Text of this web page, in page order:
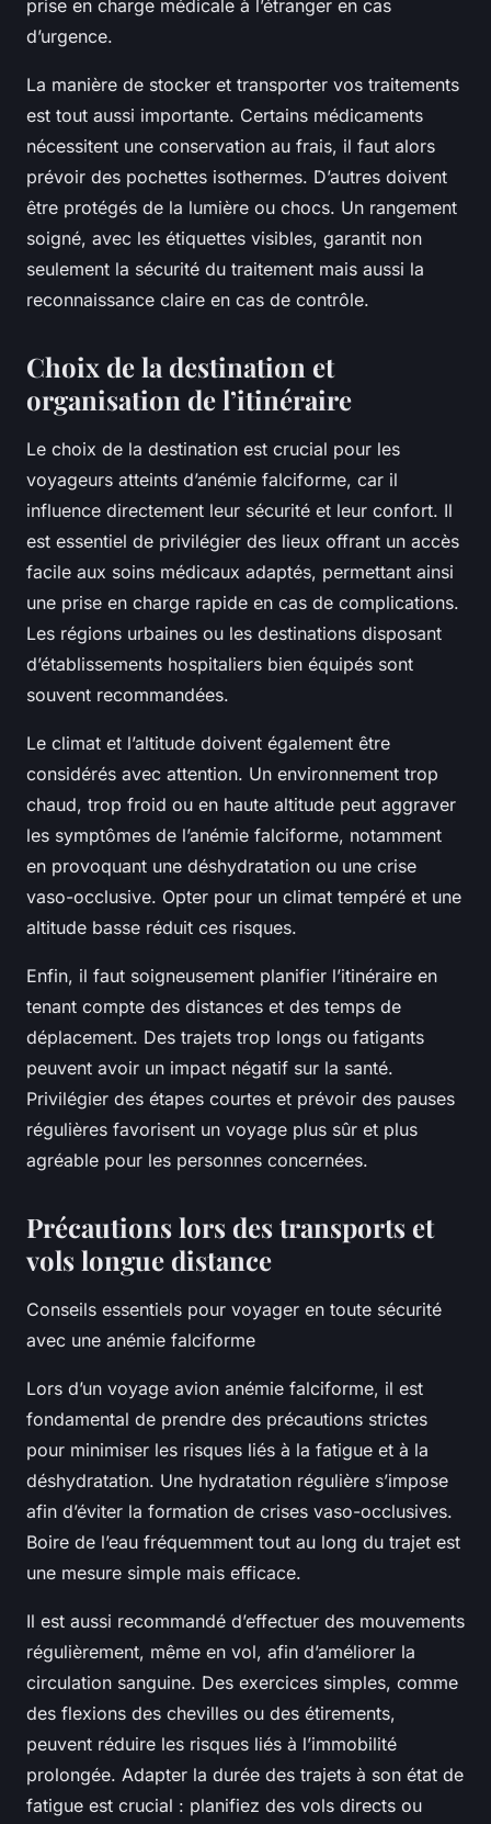
prise en charge médicale à l’étranger en cas
d’urgence.
La manière de stocker et transporter vos traitements
est tout aussi importante. Certains médicaments
nécessitent une conservation au frais, il faut alors
prévoir des pochettes isothermes. D’autres doivent
être protégés de la lumière ou chocs. Un rangement
soigné, avec les étiquettes visibles, garantit non
seulement la sécurité du traitement mais aussi la
reconnaissance claire en cas de contrôle.
Choix de la destination et
organisation de l’itinéraire
Le choix de la destination est crucial pour les
voyageurs atteints d’anémie falciforme, car il
influence directement leur sécurité et leur confort. Il
est essentiel de privilégier des lieux offrant un accès
facile aux soins médicaux adaptés, permettant ainsi
une prise en charge rapide en cas de complications.
Les régions urbaines ou les destinations disposant
d’établissements hospitaliers bien équipés sont
souvent recommandées.
Le climat et l’altitude doivent également être
considérés avec attention. Un environnement trop
chaud, trop froid ou en haute altitude peut aggraver
les symptômes de l’anémie falciforme, notamment
en provoquant une déshydratation ou une crise
vaso-occlusive. Opter pour un climat tempéré et une
altitude basse réduit ces risques.
Enfin, il faut soigneusement planifier l’itinéraire en
tenant compte des distances et des temps de
déplacement. Des trajets trop longs ou fatigants
peuvent avoir un impact négatif sur la santé.
Privilégier des étapes courtes et prévoir des pauses
régulières favorisent un voyage plus sûr et plus
agréable pour les personnes concernées.
Précautions lors des transports et
vols longue distance
Conseils essentiels pour voyager en toute sécurité
avec une anémie falciforme
Lors d’un voyage avion anémie falciforme, il est
fondamental de prendre des précautions strictes
pour minimiser les risques liés à la fatigue et à la
déshydratation. Une hydratation régulière s’impose
afin d’éviter la formation de crises vaso-occlusives.
Boire de l’eau fréquemment tout au long du trajet est
une mesure simple mais efficace.
Il est aussi recommandé d’effectuer des mouvements
régulièrement, même en vol, afin d’améliorer la
circulation sanguine. Des exercices simples, comme
des flexions des chevilles ou des étirements,
peuvent réduire les risques liés à l’immobilité
prolongée. Adapter la durée des trajets à son état de
fatigue est crucial : planifiez des vols directs ou